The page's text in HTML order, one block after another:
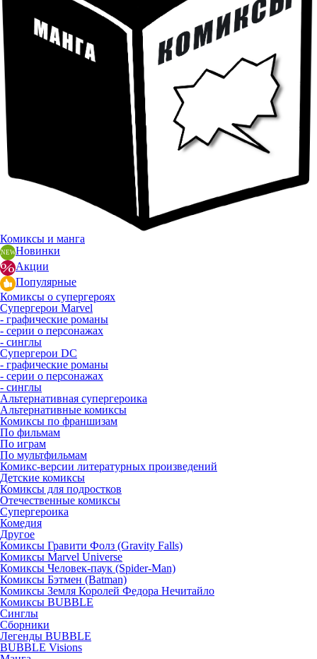
Комиксы и манга
Новинки
Акции
Популярные
Комиксы о супергероях
Супергерои Marvel
- графические романы
- серии о персонажах
- синглы
Супергерои DC
- графические романы
- серии о персонажах
- синглы
Альтернативная супергероика
Альтернативные комиксы
Комиксы по франшизам
По фильмам
По играм
По мультфильмам
Комикс-версии литературных произведений
Детские комиксы
Комиксы для подростков
Отечественные комиксы
Супергероика
Комедия
Другое
Комиксы Гравити Фолз (Gravity Falls)
Комиксы Marvel Universe
Комиксы Человек-паук (Spider-Man)
Комиксы Бэтмен (Batman)
Комиксы Земля Королей Федора Нечитайло
Комиксы BUBBLE
Синглы
Сборники
Легенды BUBBLE
BUBBLE Visions